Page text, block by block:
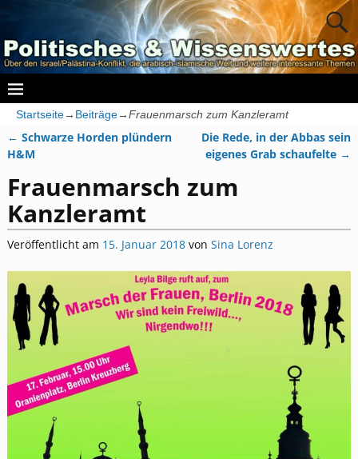
Startseite→ Beiträge→Frauenmarsch zum Kanzleramt
Artikelnavigation
← Schwarze Horden plündern
H&M
Die Rede, in der Abbas sein
eigenes Grab schaufelte →
Frauenmarsch zum
Kanzleramt
Veröffentlicht am 15. Januar 2018 von Sina Lorenz